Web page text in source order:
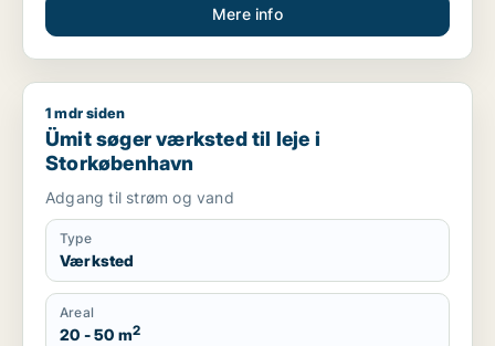
Mere info
Ümit søger værksted til leje i Storkøbenhavn
1 mdr siden
Ümit søger værksted til leje i
Storkøbenhavn
Adgang til strøm og vand
Type
Værksted
Areal
20 - 50 m2